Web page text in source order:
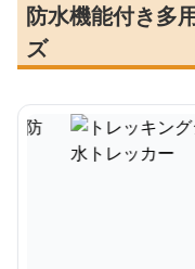
防水機能付き多
ズ